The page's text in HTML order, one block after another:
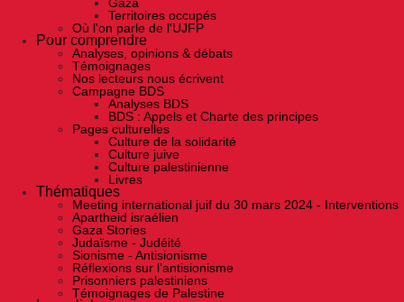
Territoires occupés
Où l'on parle de l'UJFP
Pour comprendre
Analyses, opinions & débats
Témoignages
Nos lecteurs nous écrivent
Campagne BDS
Analyses BDS
BDS : Appels et Charte des principes
Pages culturelles
Culture de la solidarité
Culture juive
Culture palestinienne
Livres
Thématiques
Meeting international juif du 30 mars 2024 - Interventions
Apartheid israélien
Gaza Stories
Judaïsme - Judéité
Sionisme - Antisionisme
Réflexions sur l’antisionisme
Prisonniers palestiniens
Témoignages de Palestine